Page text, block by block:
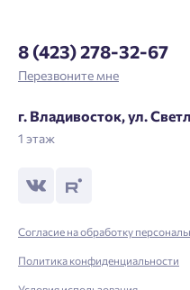
8 (423) 278-32-67
Перезвоните мне
г. Владивосток, ул.
1 этаж
Согласие на обработку
Политика конфиденциальности